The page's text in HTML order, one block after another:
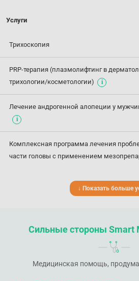
Услуги
Трихоскопия
PRP-терапия (плазмолифтинг в
трихологии/косметологии)
Лечение андрогенной алопеции у
Комплексная программа лечения
части головы с применением
↓ Показать больше
Сильные стороны Smart
Медицинская помощь,